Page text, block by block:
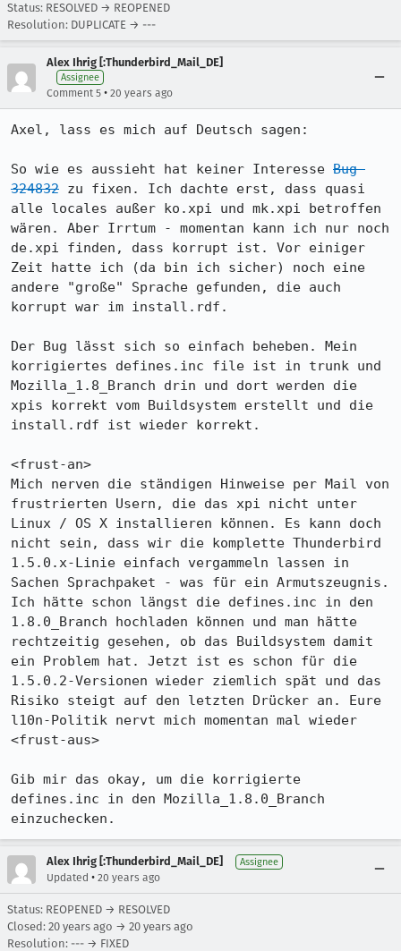
Status: RESOLVED → REOPENED
Resolution: DUPLICATE → ---
Alex Ihrig [:Thunderbird_Mail_DE]
Assignee
Comment 5 • 20 years ago
Axel, lass es mich auf Deutsch sagen:
So wie es aussieht hat keiner Interesse Bug
324832 zu fixen. Ich dachte erst, dass quasi
alle locales außer ko.xpi und mk.xpi betroffen
wären. Aber Irrtum - momentan kann ich nur noch
de.xpi finden, dass korrupt ist. Vor einiger
Zeit hatte ich (da bin ich sicher) noch eine
andere "große" Sprache gefunden, die auch
korrupt war im install.rdf.
Der Bug lässt sich so einfach beheben. Mein
korrigiertes defines.inc file ist in trunk und
Mozilla_1.8_Branch drin und dort werden die
xpis korrekt vom Buildsystem erstellt und die
install.rdf ist wieder korrekt.
<frust-an>
Mich nerven die ständigen Hinweise per Mail von
frustrierten Usern, die das xpi nicht unter
Linux / OS X installieren können. Es kann doch
nicht sein, dass wir die komplette Thunderbird
1.5.0.x-Linie einfach vergammeln lassen in
Sachen Sprachpaket - was für ein Armutszeugnis.
Ich hätte schon längst die defines.inc in den
1.8.0_Branch hochladen können und man hätte
rechtzeitig gesehen, ob das Buildsystem damit
ein Problem hat. Jetzt ist es schon für die
1.5.0.2-Versionen wieder ziemlich spät und das
Risiko steigt auf den letzten Drücker an. Eure
l10n-Politik nervt mich momentan mal wieder
<frust-aus>
Gib mir das okay, um die korrigierte
defines.inc in den Mozilla_1.8.0_Branch
einzuchecken.
Alex Ihrig [:Thunderbird_Mail_DE] Assignee
Updated • 20 years ago
Status: REOPENED → RESOLVED
Closed: 20 years ago → 20 years ago
Resolution: --- → FIXED